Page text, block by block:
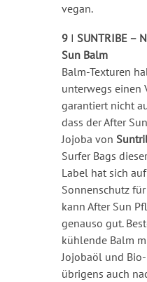
vegan.
9 I SUNTRIBE –
Sun Balm
Balm-Texturen
unterwegs einen
garantiert nicht
dass der After
Jojoba von
Surfer Bags
Label hat sich
Sonnenschutz
kann After Sun
genauso gut.
kühlende Balm
Jojobaöl und
übrigens auch